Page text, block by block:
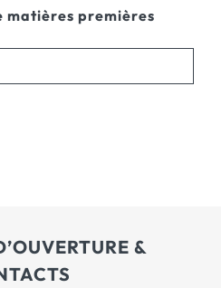
matières premières
&